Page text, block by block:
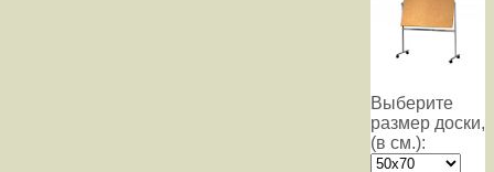
Выберите
размер доски,
(в см.):